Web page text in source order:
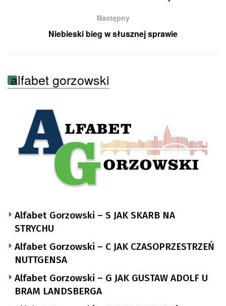
Następny
Niebieski bieg w słusznej sprawie
alfabet gorzowski
Alfabet Gorzowski – S JAK SKARB NA
STRYCHU
Alfabet Gorzowski – C JAK CZASOPRZESTRZEŃ
NUTTGENSA
Alfabet Gorzowski – G JAK GUSTAW ADOLF U
BRAM LANDSBERGA